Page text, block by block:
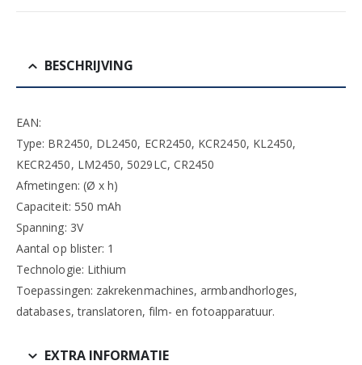
BESCHRIJVING
EAN:
Type: BR2450, DL2450, ECR2450, KCR2450, KL2450,
KECR2450, LM2450, 5029LC, CR2450
Afmetingen: (Ø x h)
Capaciteit: 550 mAh
Spanning: 3V
Aantal op blister: 1
Technologie: Lithium
Toepassingen: zakrekenmachines, armbandhorloges,
databases, translatoren, film- en fotoapparatuur.
EXTRA INFORMATIE